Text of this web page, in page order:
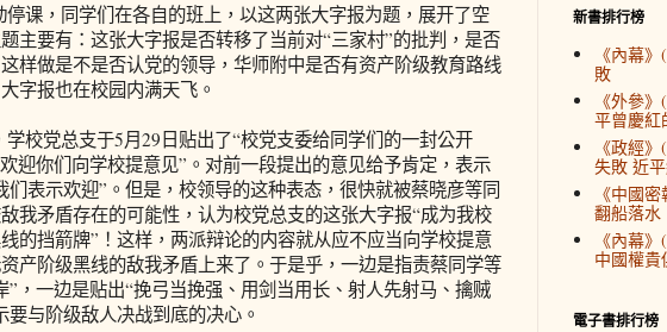
，同学们在各自的班上，以这两张大字报为题，展开了空
主要有：这张大字报是否转移了当前对“三家村”的批判，是否
样做是不是否认党的领导，华师附中是否有资产阶级教育路线
字报也在校园内满天飞。
党总支于5月29日贴出了“校党支委给同学们的一封公开
迎你们向学校提意见”。对前一段提出的意见给予肯定，表示
们表示欢迎”。但是，校领导的这种表态，很快就被蔡晓彦等同
我矛盾存在的可能性，认为校党总支的这张大字报“成为我校
的挡箭牌”！这样，两派辩论的内容就从应不应当向学校提意
产阶级黑线的敌我矛盾上来了。于是乎，一边是指责蔡同学等
”，一边是贴出“挽弓当挽强、用剑当用长、射人先射马、擒贼
要与阶级敌人决战到底的决心。
新書排行榜
《內幕
敗
《外參
平曾慶紅
《政經
失敗 近
《中國
翻船落水
《內幕
中國權貴
電子書排行榜